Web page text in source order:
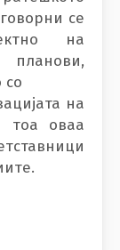
се
на
планови,
со
на
тоа оваа